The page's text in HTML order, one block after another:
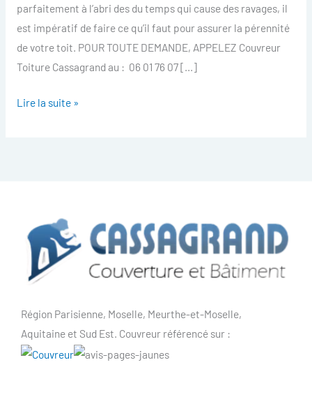
parfaitement à l’abri des du temps qui cause des ravages, il
est impératif de faire ce qu’il faut pour assurer la pérennité
de votre toit. POUR TOUTE DEMANDE, APPELEZ Couvreur
Toiture Cassagrand au : 06 01 76 07 […]
Lire la suite »
Région Parisienne, Moselle, Meurthe-et-Moselle,
Aquitaine et Sud Est. Couvreur référencé sur :